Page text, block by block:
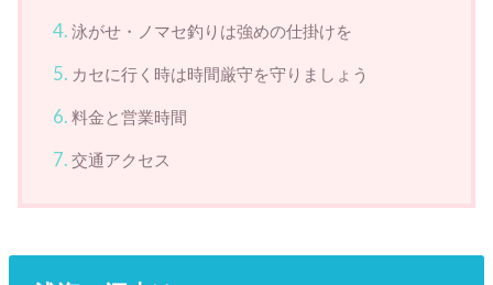
泳がせ・ノマセ釣りは強めの仕掛けを
カセに行く時は時間厳守を守りましょう
料金と営業時間
交通アクセス